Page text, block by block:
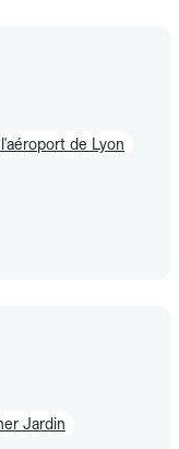
l'aéroport de Lyon
Jardin